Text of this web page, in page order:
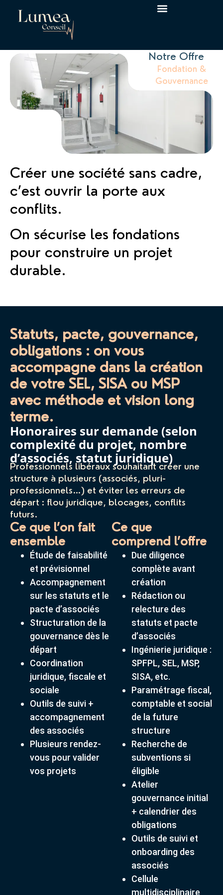
Notre offre comptable & juridique
Fondation &
Gouvernance
Notre Offre
Créer une société sans cadre,
c’est ouvrir la porte aux
conflits.
On sécurise les fondations
pour construire un projet
durable.
Statuts, pacte, gouvernance,
obligations : on vous
accompagne dans la création
de votre SEL, SISA ou MSP
avec méthode et vision long
terme.
Honoraires sur demande (selon
complexité du projet, nombre
d’associés, statut juridique)
Professionnels libéraux souhaitant créer une
structure à plusieurs (associés, pluri-
professionnels…) et éviter les erreurs de
départ : flou juridique, blocages, conflits
futurs.
Ce que l’on fait
ensemble
Étude de faisabilité
et prévisionnel
Accompagnement
sur les statuts et le
pacte d’associés
Structuration de la
gouvernance dès le
départ
Coordination
juridique, fiscale et
sociale
Outils de suivi +
accompagnement
des associés
Plusieurs rendez-
vous pour valider
vos projets
Ce que
comprend l’offre
Due diligence
complète avant
création
Rédaction ou
relecture des
statuts et pacte
d’associés
Ingénierie juridique :
SPFPL, SEL, MSP,
SISA, etc.
Paramétrage fiscal,
comptable et social
de la future
structure
Recherche de
subventions si
éligible
Atelier
gouvernance initial
+ calendrier des
obligations
Outils de suivi et
onboarding des
associés
Cellule
multidisciplinaire